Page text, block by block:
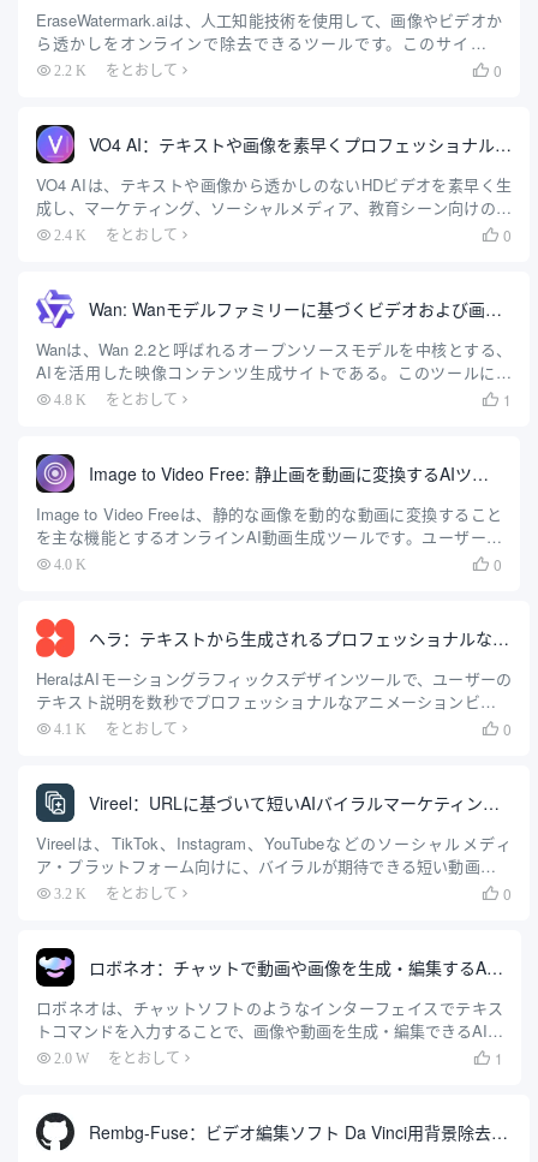
EraseWatermark.aiは、人工知能技術を使用して、画像やビデオか
ら透かしをオンラインで除去できるツールです。このサイトで
は、高度なAIモデルによって、元のコンテンツの品質やディテー
得する必要はなく、ファイルをアップロードするだけでツール
が...
2.2 K をとおして  0
VO4 AI：テキストや画像を素早くプロフェッショナルなビデオに変換するAIツール
VO4 AIは、テキストや画像から透かしのないHDビデオを素早く生
成し、マーケティング、ソーシャルメディア、教育シーン向けのマ
ルチスタイルテンプレートやブランディングカスタマイズをサポー
2.4 K をとおして  0
Wan: Wanモデルファミリーに基づくビデオおよび画像生成ツール
Wanは、Wan 2.2と呼ばれるオープンソースモデルを中核とする、
AIを活用した映像コンテンツ生成サイトである。このツールによ
り、ユーザーはテキスト、画像、音声を高品質な動画に素早く変換
まな生成方法をサポートしており、根...
4.8 K をとおして  1
Image to Video Free: 静止画を動画に変換するAIツール
Image to Video Freeは、静的な画像を動的な動画に変換すること
を主な機能とするオンラインAI動画生成ツールです。ユーザーが
画像をアップロードし、簡単なテキスト説明とパラメータ設定に
を必要としません。.
4.0 K  0
ヘラ：テキストから生成されるプロフェッショナルなアニメーションとモーショングラフィックス
HeraはAIモーショングラフィックスデザインツールで、ユーザーの
テキスト説明を数秒でプロフェッショナルなアニメーションビデオ
に変換します。従来のビデオ生成ツールとは異なり、Heraはコード
ることができます。ユーザーは...
4.1 K をとおして  0
Vireel：URLに基づいて短いAIバイラルマーケティング動画を自動生成
Vireelは、TikTok、Instagram、YouTubeなどのソーシャルメディ
ア・プラットフォーム向けに、バイラルが期待できる短い動画広告
を迅速かつ大量に作成できるように設計されたAI動画生成プラット
の...
3.2 K をとおして  0
ロボネオ：チャットで動画や画像を生成・編集するAIツール
ロボネオは、チャットソフトのようなインターフェイスでテキス
トコマンドを入力することで、画像や動画を生成・編集できるAIコ
ンテンツ作成ツールだ。ユーザーが簡単なテキスト説明を入力す
て...
2.0 W をとおして  1
Rembg-Fuse：ビデオ編集ソフト Da Vinci用背景除去プラグイン